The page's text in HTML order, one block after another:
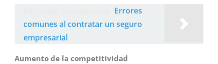
Errores
comunes al contratar un seguro
empresarial
Aumento de la competitividad